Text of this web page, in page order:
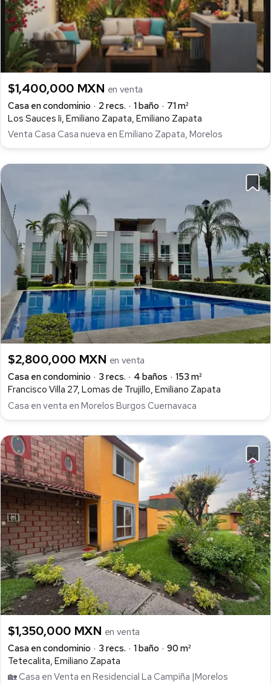
$1,400,000 MXN en venta
Casa en condominio
2 recs. 1 baño
71 m²
Los Sauces Ii, Emiliano Zapata, Emiliano Zapata
Venta Casa Casa nueva en Emiliano Zapata, Morelos
$2,800,000 MXN en venta
Casa en condominio
3 recs. 4 baños
153 m²
Francisco Villa 27, Lomas de Trujillo, Emiliano Zapata
Casa en venta en Morelos Burgos Cuernavaca
$1,350,000 MXN en venta
Casa en condominio
3 recs. 1 baño
90 m²
Tetecalita, Emiliano Zapata
🏡 Casa en Venta en Residencial La Campiña |Morelos